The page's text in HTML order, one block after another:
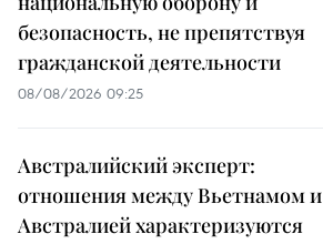
безопасность, не препятствуя
гражданской деятельности
08/08/2026 09:25
Австралийский эксперт:
отношения между Вьетнамом и
Австралией характеризуются